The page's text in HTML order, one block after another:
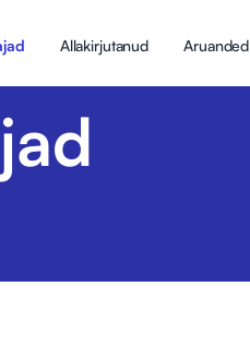
Allakirjutanud Aruanded